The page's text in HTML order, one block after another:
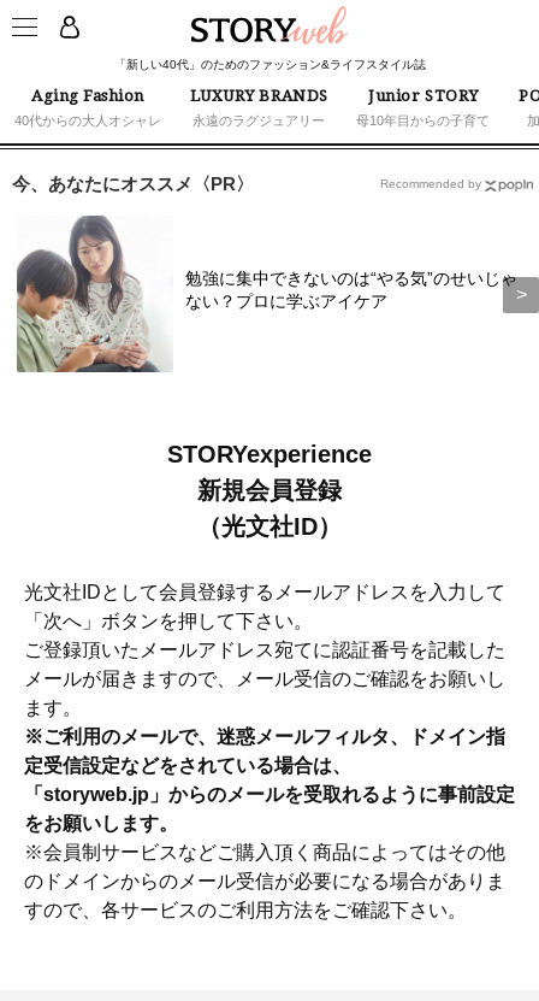
「新しい40代」のためのファッション&ライフスタイル誌
Aging Fashion
40代からの大人オシャレ
LUXURY BRANDS
永遠のラグジュアリー
Junior STORY
母10年目からの子育て
今、あなたにオススメ〈PR〉
勉強に集中できないのは“やる気”のせいじゃ
ない？プロに学ぶアイケア
Recommended by
STORYexperience
新規会員登録
（光文社ID）
光文社IDとして会員登録するメールアドレスを入力して
「次へ」ボタンを押して下さい。
ご登録頂いたメールアドレス宛てに認証番号を記載した
メールが届きますので、メール受信のご確認をお願いし
ます。
※ご利用のメールで、迷惑メールフィルタ、ドメイン指
定受信設定などをされている場合は、
「storyweb.jp」からのメールを受取れるように事前設定
をお願いします。
※会員制サービスなどご購入頂く商品によってはその他
のドメインからのメール受信が必要になる場合がありま
すので、各サービスのご利用方法をご確認下さい。